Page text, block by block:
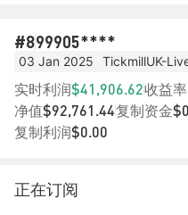
#899905****
03 Jan 2025 TickmillUK-
实时利润$41,906.62收益
净值$92,761.44复制资金
复制利润$0.00
正在订阅